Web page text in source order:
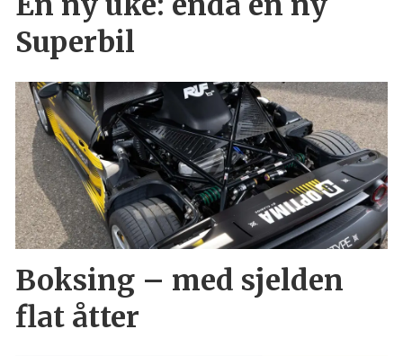
Superbil
Boksing – med sjelden
flat åtter